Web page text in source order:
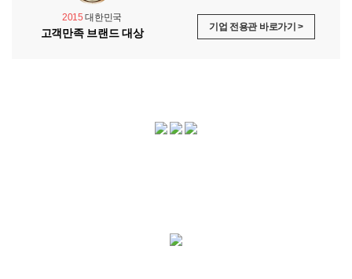
2015 대한민국
고객만족 브랜드 대상 기업 전용관 바로가기 >